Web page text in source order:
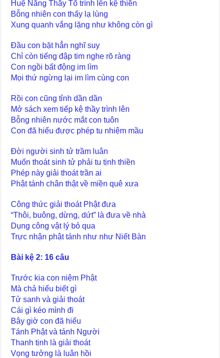
Huệ Năng Thầy Tổ trình lên kệ thiền
Bỗng nhiên con thấy lạ lùng
Xung quanh vắng lặng như không còn gì
Đầu con bặt hẳn nghĩ suy
Chỉ còn tiếng đập tim nghe rõ ràng
Con ngồi bất động im lìm
Mọi thứ ngừng lại im lìm cùng con
Rồi con cũng tỉnh dần dần
Mở sách xem tiếp kệ thầy trình lên
Bỗng nhiên nước mắt con tuôn
Con đã hiểu được phép tu nhiệm mầu
Đời người sinh tử trầm luân
Muốn thoát sinh tử phải tu tịnh thiền
Phép này giải thoát trần ai
Phật tánh chân thật về miền quê xưa
Công thức giải thoát Phật đưa
“Thôi, buông, dừng, dứt” là đưa về nhà
Dụng công vật lý bỏ qua
Trực nhận phật tánh như như Niết Bàn
Bài kệ 2: 16 câu
Trước kia con niệm Phật
Mà chả hiểu biết gì
Tử sanh và giải thoát
Cái gì kéo mình đi
Bây giờ con đã hiểu
Tánh Phật và tánh Người
Thanh tịnh là giải thoát
Vọng tưởng là luân hồi